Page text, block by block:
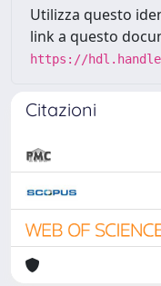
Utilizza questo
link a questo
https://
Citazioni